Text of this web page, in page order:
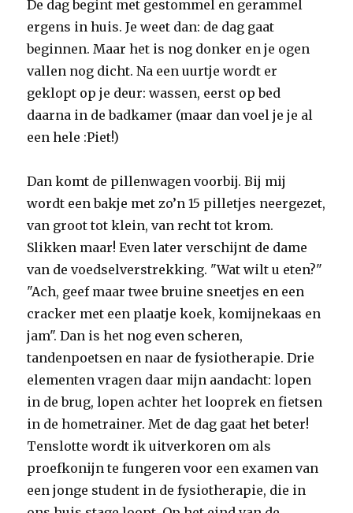
De dag begint met gestommel en gerammel
ergens in huis. Je weet dan: de dag gaat
beginnen. Maar het is nog donker en je ogen
vallen nog dicht. Na een uurtje wordt er
geklopt op je deur: wassen, eerst op bed
daarna in de badkamer (maar dan voel je je al
een hele :Piet!)
Dan komt de pillenwagen voorbij. Bij mij
wordt een bakje met zo’n 15 pilletjes neergezet,
van groot tot klein, van recht tot krom.
Slikken maar! Even later verschijnt de dame
van de voedselverstrekking. "Wat wilt u eten?"
"Ach, geef maar twee bruine sneetjes en een
cracker met een plaatje koek, komijnekaas en
jam". Dan is het nog even scheren,
tandenpoetsen en naar de fysiotherapie. Drie
elementen vragen daar mijn aandacht: lopen
in de brug, lopen achter het looprek en fietsen
in de hometrainer. Met de dag gaat het beter!
Tenslotte wordt ik uitverkoren om als
proefkonijn te fungeren voor een examen van
een jonge student in de fysiotherapie, die in